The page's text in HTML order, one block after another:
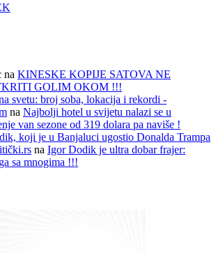
na KINESKE KOPIJE SATOVA NE
GOLIM OKOM !!!
svetu: broj soba, lokacija i rekordi -
na Najbolji hotel u svijetu nalazi se u
van sezone od 319 dolara pa naviše !
koji je u Banjaluci ugostio Donalda Trampa
na Igor Dodik je ultra dobar frajer:
sa mnogima !!!